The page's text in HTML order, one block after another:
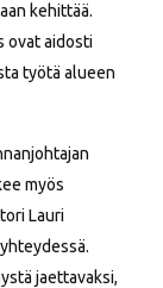
kehittää.
ovat aidosti
työtä alueen
myös
Lauri
jaettavaksi,